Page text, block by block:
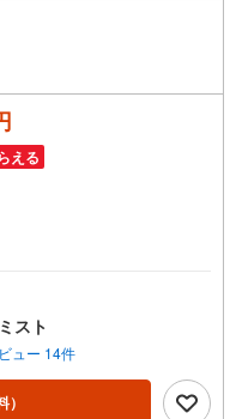
える
スト
ュー 14件
）